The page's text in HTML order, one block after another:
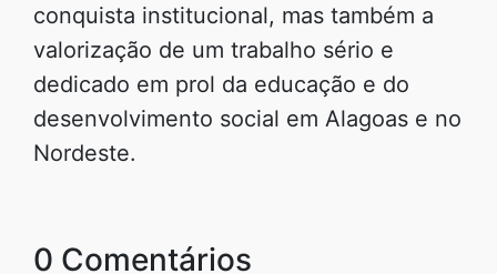
conquista institucional, mas também a
valorização de um trabalho sério e
dedicado em prol da educação e do
desenvolvimento social em Alagoas e no
Nordeste.
0 Comentários